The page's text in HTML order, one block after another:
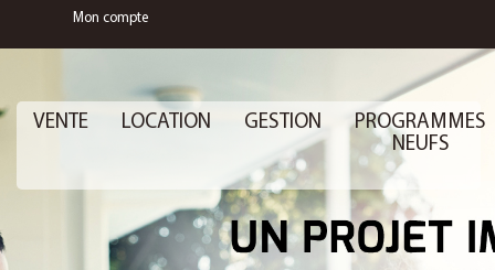
Mon compte
VENTE LOCATION GESTION
PROGRAMMES
NEUFS